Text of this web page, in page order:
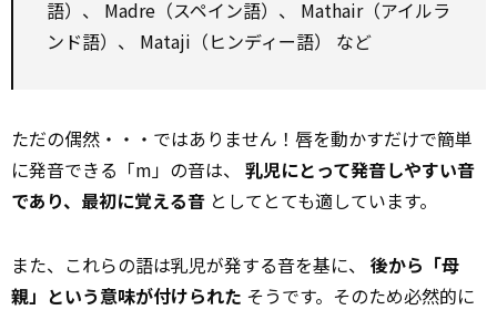
語）、 Madre（スペイン語）、 Mathair（アイルラ
ンド語）、 Mataji（ヒンディー語） など
ただの偶然・・・ではありません！唇を動かすだけで簡単
に発音できる「m」の音は、 乳児にとって発音しやすい音
であり、最初に覚える音 としてとても適しています。
また、これらの語は乳児が発する音を基に、 後から「母
親」という意味が付けられた そうです。そのため必然的に